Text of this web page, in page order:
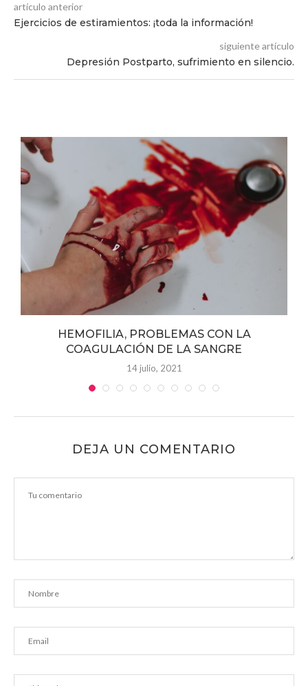
artículo anterior
Ejercicios de estiramientos: ¡toda la información!
siguiente artículo
Depresión Postparto, sufrimiento en silencio.
HEMOFILIA, PROBLEMAS CON LA
COAGULACIÓN DE LA SANGRE
14 julio, 2021
DEJA UN COMENTARIO